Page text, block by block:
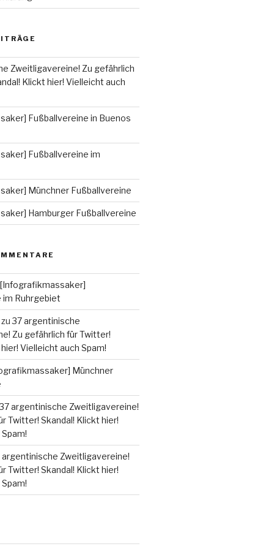
Zweitligavereine! Zu gefährlich
Klickt hier! Vielleicht auch
Fußballvereine in Buenos
Fußballvereine im
Münchner Fußballvereine
Hamburger Fußballvereine
[Infografikmassaker]
im Ruhrgebiet
37 argentinische
Zu gefährlich für Twitter!
Vielleicht auch Spam!
Münchner
argentinische Zweitligavereine!
Twitter! Skandal! Klickt hier!
argentinische Zweitligavereine!
Twitter! Skandal! Klickt hier!